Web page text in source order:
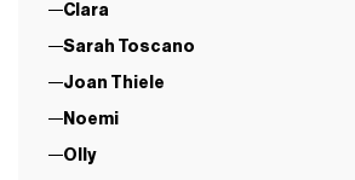
Clara
Sarah Toscano
Joan Thiele
Noemi
Olly